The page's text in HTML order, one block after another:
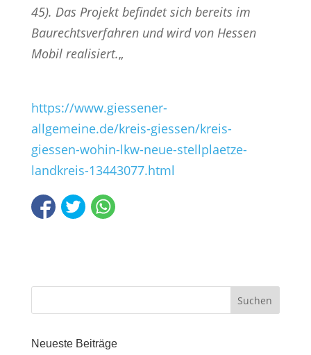
45). Das Projekt befindet sich bereits im
Baurechtsverfahren und wird von Hessen
Mobil realisiert.„
https://www.giessener-
allgemeine.de/kreis-giessen/kreis-
giessen-wohin-lkw-neue-stellplaetze-
landkreis-13443077.html
Neueste Beiträge